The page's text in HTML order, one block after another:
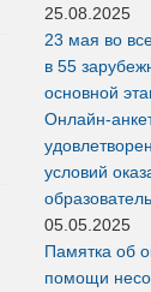
25.08.2025
23 мая во
в 55
основной
Онлайн-
условий
05.05.2025
Памятка об
помощи